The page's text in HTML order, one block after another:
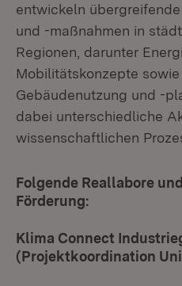
entwickeln
und -maßnahmen in
Regionen, darunter
Mobilitätskonzepte
Gebäudenutzung und -
dabei unterschiedliche
wissenschaftlichen
Folgende Reallabore
Förderung:
Klima Connect
(Projektkoordination